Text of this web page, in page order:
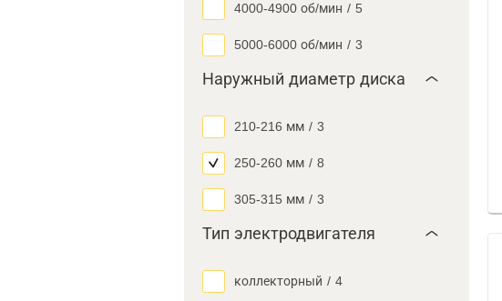
4000-4900 об/мин / 5
5000-6000 об/мин / 3
Наружный диаметр диска
210-216 мм / 3
250-260 мм / 8
305-315 мм / 3
Тип электродвигателя
коллекторный / 4